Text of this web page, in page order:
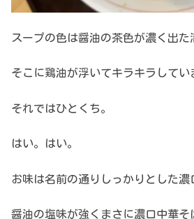
スープの色は醤油の茶色が濃く出た
そこに鶏油が浮いてキラキラしてい
それではひとくち。
はい。はい。
お味は名前の通りしっかりとした濃
醤油の塩味が強くまさに濃口中華そ